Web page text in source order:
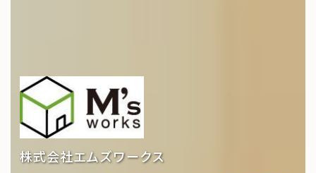
株式会社エムズワークス